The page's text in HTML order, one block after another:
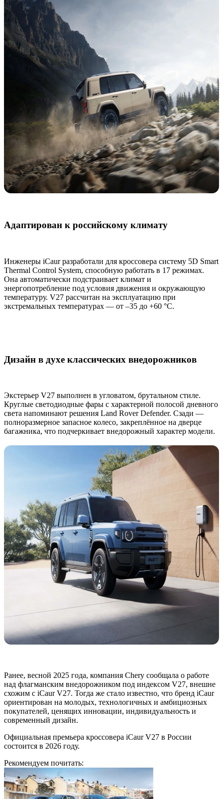
Адаптирован к российскому климату
Инженеры iCaur разработали для кроссовера систему 5D Smart
Thermal Control System, способную работать в 17 режимах.
Она автоматически подстраивает климат и
энергопотребление под условия движения и окружающую
температуру. V27 рассчитан на эксплуатацию при
экстремальных температурах — от –35 до +60 °C.
Дизайн в духе классических внедорожников
Экстерьер V27 выполнен в угловатом, брутальном стиле.
Круглые светодиодные фары с характерной полосой дневного
света напоминают решения Land Rover Defender. Сзади —
полноразмерное запасное колесо, закреплённое на дверце
багажника, что подчеркивает внедорожный характер модели.
Ранее, весной 2025 года, компания Chery сообщала о работе
над флагманским внедорожником под индексом V27, внешне
схожим с iCaur V27. Тогда же стало известно, что бренд iCaur
ориентирован на молодых, технологичных и амбициозных
покупателей, ценящих инновации, индивидуальность и
современный дизайн.
Официальная премьера кроссовера iCaur V27 в России
состоится в 2026 году.
Рекомендуем почитать: